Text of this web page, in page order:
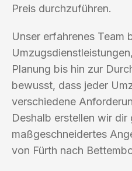
Preis durchzuführen.
Unser erfahrenes Team
Planung bis hin zur
bewusst, dass jeder
verschiedene
Deshalb erstellen wir dir
maßgeschneidertes
von Fürth nach